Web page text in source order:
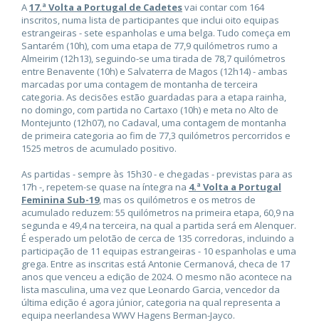
A17.ª Volta a Portugal de Cadetesvai contar com 164
inscritos, numa lista de participantes que inclui oito equipas
estrangeiras - sete espanholas e uma belga. Tudo começa em
Santarém (10h), com uma etapa de 77,9 quilómetros rumo a
Almeirim (12h13), seguindo-se uma tirada de 78,7 quilómetros
entre Benavente (10h) e Salvaterra de Magos (12h14) - ambas
marcadas por uma contagem de montanha de terceira
categoria. As decisões estão guardadas para a etapa rainha,
no domingo, com partida no Cartaxo (10h) e meta no Alto de
Montejunto (12h07), no Cadaval, uma contagem de montanha
de primeira categoria ao fim de 77,3 quilómetros percorridos e
1525 metros de acumulado positivo.
As partidas - sempre às 15h30 - e chegadas - previstas para as
17h -, repetem-se quase na íntegra na 4.ª Volta a Portugal
Feminina Sub-19, mas os quilómetros e os metros de
acumulado reduzem: 55 quilómetros na primeira etapa, 60,9 na
segunda e 49,4 na terceira, na qual a partida será em Alenquer.
É esperado um pelotão de cerca de 135 corredoras, incluindo a
participação de 11 equipas estrangeiras - 10 espanholas e uma
grega. Entre as inscritas está Antonie Cermanová, checa de 17
anos que venceu a edição de 2024. O mesmo não acontece na
lista masculina, uma vez que Leonardo Garcia, vencedor da
última edição é agora júnior, categoria na qual representa a
equipa neerlandesa WWV Hagens Berman-Jayco.